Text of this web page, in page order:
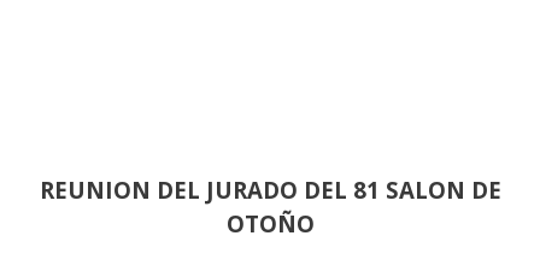
REUNION DEL JURADO DEL 81 SALON DE
OTOÑO